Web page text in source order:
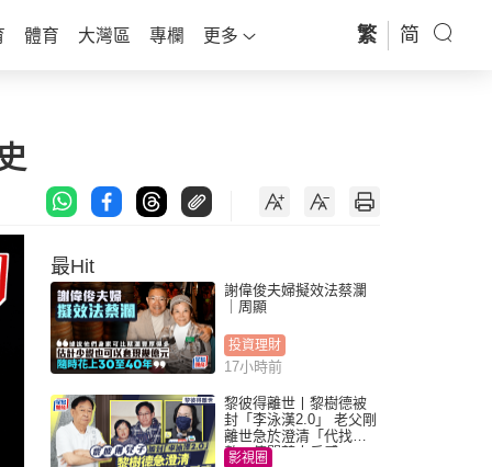
體育 大灣區 專欄 更多 繁 简
最Hit
謝偉俊夫婦擬效法蔡瀾
｜周顯
投資理財
17小時前
黎彼得離世丨黎樹德被
封「李泳漢2.0」 老父剛
離世急於澄清「代找卡
數」傳聞惹人反感
影視圈